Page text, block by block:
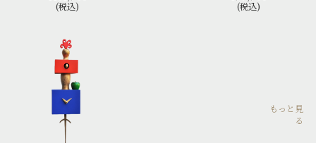
(税込) (税込)
もっと見
る